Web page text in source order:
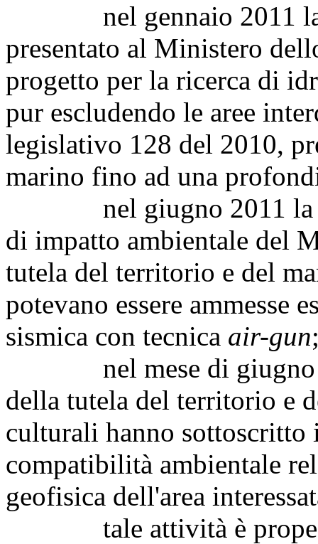
nel gennaio 2011 la
presentato al Ministero
progetto per la ricerca di
pur escludendo le aree
legislativo 128 del 2010,
marino fino ad una
nel giugno 2011 la
di impatto ambientale del
tutela del territorio e del
potevano essere ammesse
sismica con tecnica air-gun
nel mese di giugno
della tutela del territorio e
culturali hanno sottoscritto
compatibilità ambientale
geofisica dell'area
tale attività è